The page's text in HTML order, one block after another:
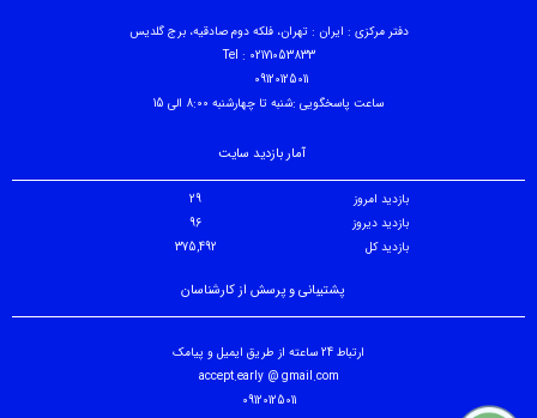
دفتر مرکزی : ایران : تهران، فلکه دوم صادقیه، برج گلدیس
Tel : 02171053833
09120125011
ساعت پاسخگویی :شنبه تا چهارشنبه 8:00 الی 15
آمار بازدید سایت
بازدید امروز
29
بازدید دیروز
96
بازدید کل
375,492
پشتیبانی و پرسش از کارشناسان
ارتباط 24 ساعته از طریق ایمیل و پیامک
accept.early @ gmail.com
09120125011